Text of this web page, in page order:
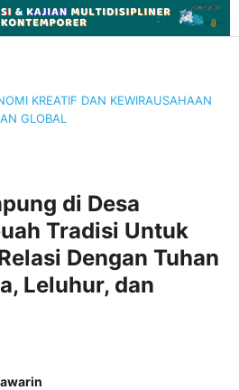
KREATIF DAN KEWIRAUSAHAAN
GLOBAL
di Desa
Tradisi Untuk
Dengan Tuhan
Leluhur, dan